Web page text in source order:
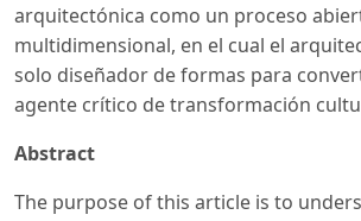
arquitectónica como un proceso
multidimensional, en el cual el
solo diseñador de formas para
agente crítico de transformación
Abstract
The purpose of this article is to